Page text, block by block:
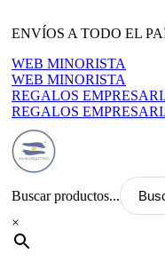
al
ENVÍOS A TODO EL
WEB MINORISTA
WEB MINORISTA
REGALOS
REGALOS
Buscar productos...
×